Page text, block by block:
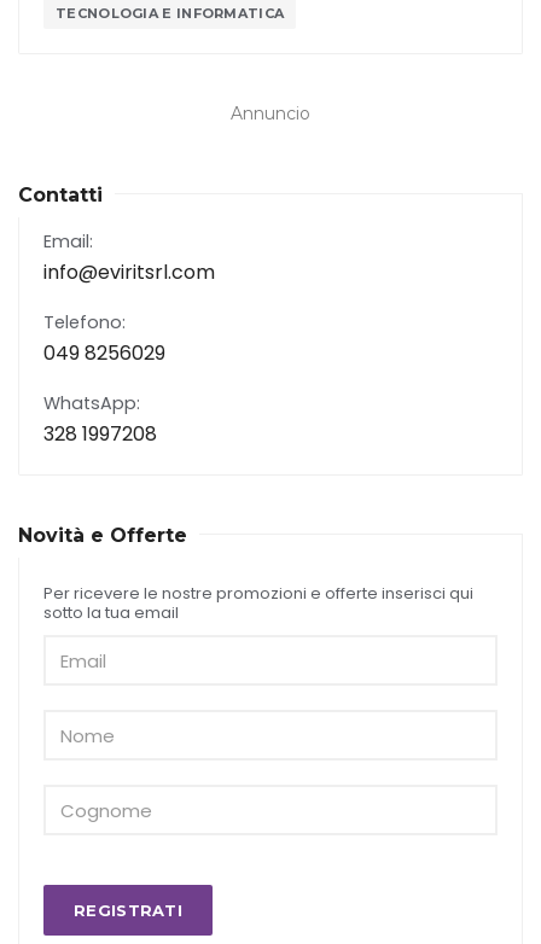
TECNOLOGIA E INFORMATICA
Annuncio
Contatti
Email:
info@eviritsrl.com
Telefono:
049 8256029
WhatsApp:
328 1997208
Novità e Offerte
Per ricevere le nostre promozioni e offerte inserisci qui
sotto la tua email
REGISTRATI